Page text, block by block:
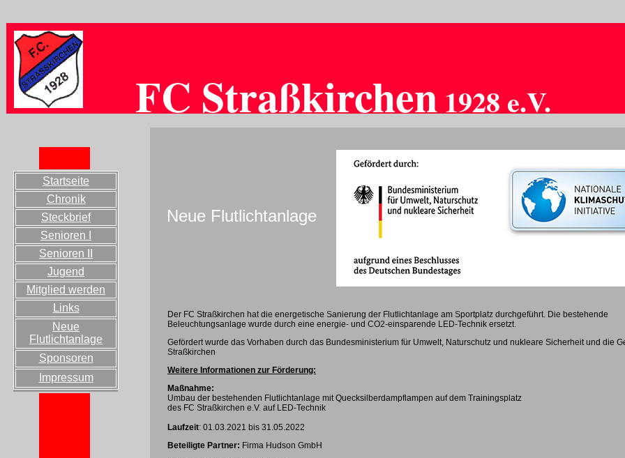
FC Straßkirchen1928 e.V.
Neue Flutlichtanlage
Der FC Straßkirchen hat die energetische Sanierung der Flutlichtanlage am Sportplatz durchgeführt. Die bestehende
Beleuchtungsanlage wurde durch eine energie- und CO2-einsparende LED-Technik ersetzt.
Gefördert wurde das Vorhaben durch das Bundesministerium für Umwelt, Naturschutz und nukleare Sicherheit und die
Straßkirchen
Weitere Informationen zur Förderung:
Maßnahme:
Umbau der bestehenden Flutlichtanlage mit Quecksilberdampflampen auf dem Trainingsplatz
des FC Straßkirchen e.V. auf LED-Technik
Laufzeit: 01.03.2021 bis 31.05.2022
Beteiligte Partner: Firma Hudson GmbH
Startseite
Chronik
Steckbrief
Senioren I
Senioren II
Jugend
Mitglied werden
Links
Neue
Flutlichtanlage
Sponsoren
Impressum